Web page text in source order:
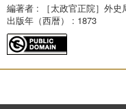
編著者 : ［太政官正院］外史
出版年（西暦）
: 1873